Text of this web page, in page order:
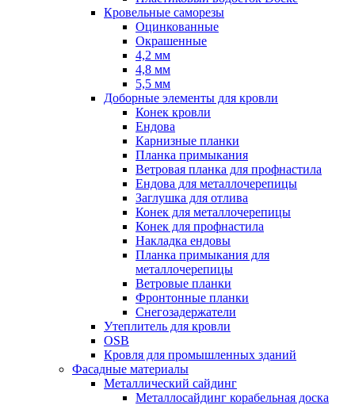
Кровельные саморезы
Оцинкованные
Окрашенные
4,2 мм
4,8 мм
5,5 мм
Доборные элементы для кровли
Конек кровли
Ендова
Карнизные планки
Планка примыкания
Ветровая планка для профнастила
Ендова для металлочерепицы
Заглушка для отлива
Конек для металлочерепицы
Конек для профнастила
Накладка ендовы
Планка примыкания для
металлочерепицы
Ветровые планки
Фронтонные планки
Снегозадержатели
Утеплитель для кровли
OSB
Кровля для промышленных зданий
Фасадные материалы
Металлический сайдинг
Металлосайдинг корабельная доска